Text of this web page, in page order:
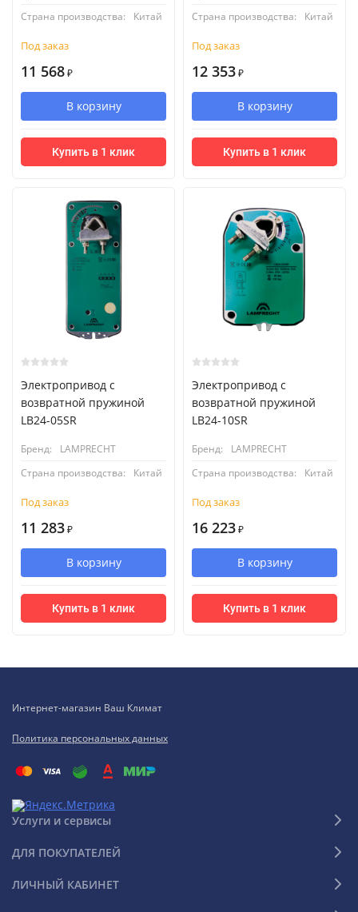
Страна производства:
Китай
Под заказ
11 568 ₽
В корзину
Купить в 1 клик
Страна производства:
Китай
Под заказ
12 353 ₽
В корзину
Купить в 1 клик
Электропривод с
возвратной пружиной
LB24-05SR
Бренд:
LAMPRECHT
Страна производства:
Китай
Под заказ
11 283 ₽
В корзину
Купить в 1 клик
Электропривод с
возвратной пружиной
LB24-10SR
Бренд:
LAMPRECHT
Страна производства:
Китай
Под заказ
16 223 ₽
В корзину
Купить в 1 клик
Интернет-магазин Ваш Климат
Политика персональных данных
Услуги и сервисы
ДЛЯ ПОКУПАТЕЛЕЙ
ЛИЧНЫЙ КАБИНЕТ